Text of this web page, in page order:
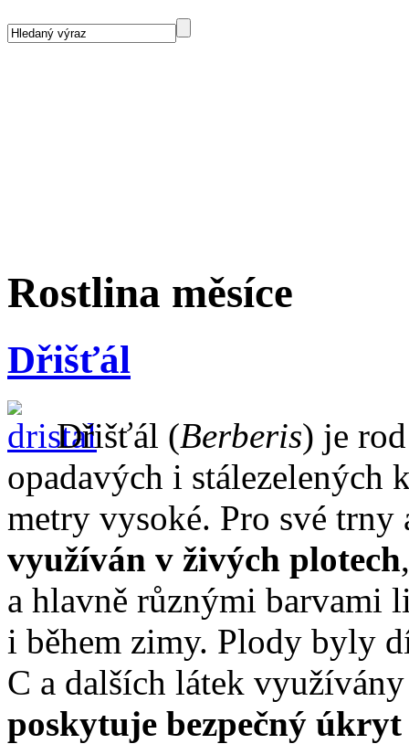
Rostlina měsíce
Dřišťál
Dřišťál (Berberis) je
opadavých i stálezelených
metry vysoké. Pro své trny
využíván v živých plotech
a hlavně různými barvami
i během zimy. Plody byly
C a dalších látek
poskytuje bezpečný